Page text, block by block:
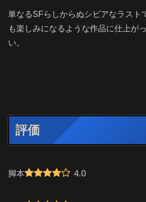
単なるSFらしからぬシビアなラスト
も楽しみになるような作品に仕上が
い。
評価
脚本 4.0